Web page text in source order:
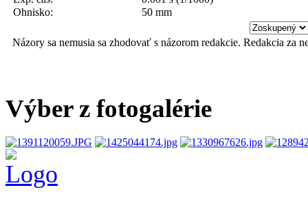
Ohnisko:
50 mm
Názory sa nemusia sa zhodovať s názorom redakcie. Redakcia za
Výber z fotogalérie